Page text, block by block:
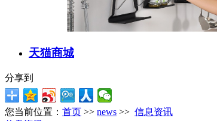
天猫商城
分享到
您当前位置： 首页 >> news >> 信息资讯